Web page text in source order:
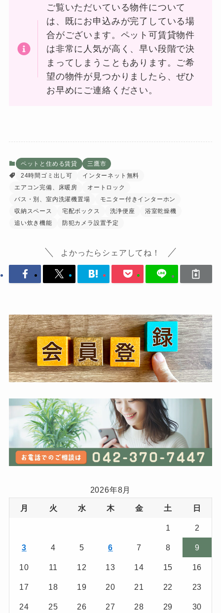
ご覧いただいている物件について
は、既にお申込みが完了している場
合がございます。ペット可賃貸物件
は非常に人気が高く、早い段階で決
まってしまうこともあります。ご希
望の物件が見つかりましたら、ぜひ
お早めにご連絡ください。
ペットと住める賃貸
三鷹市
24時間ゴミ出し可
インターネット無料
エアコン完備、床暖房
オートロック
バス・別、室内洗濯機置場
モニター付きインターホン
収納スペース
宅配ボックス 洗浄便座
浴室乾燥機
追い炊き機能
防犯カメラ設置予定
よかったらシェアしてね！
2026年8月
月 火 水 木 金 土 日
1 2
3 4 5 6 7 8 9
10 11 12 13 14 15 16
17 18 19 20 21 22 23
24 25 26 27 28 29 30